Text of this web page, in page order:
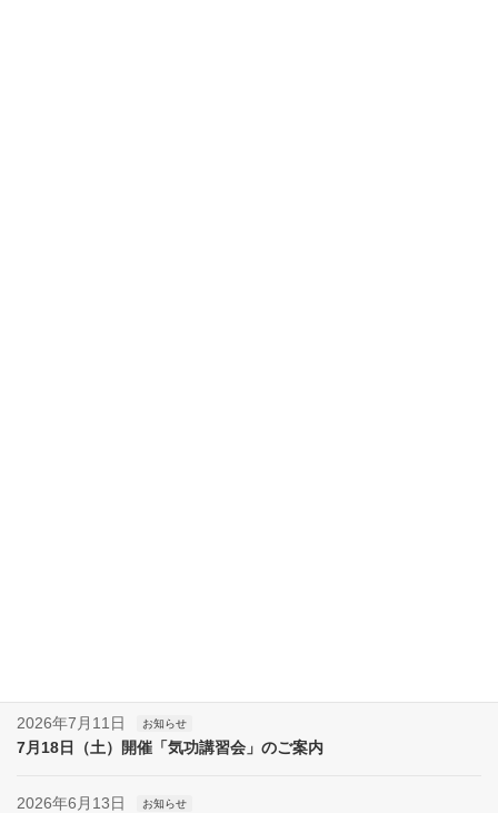
2026年7月11日 お知らせ
7月18日（土）開催「気功講習会」のご案内
2026年6月13日 お知らせ